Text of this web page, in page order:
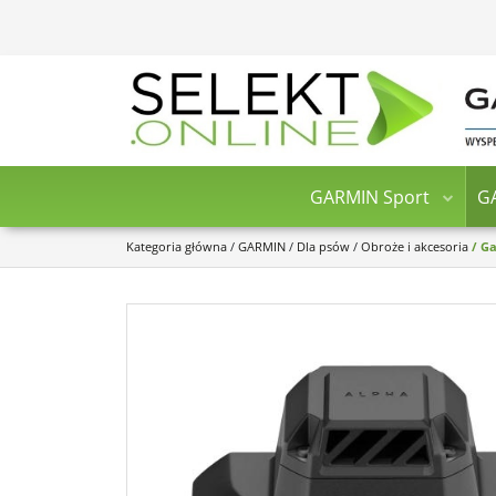
GARMIN Sport
Kategoria główna / GARMIN / Dla psów / Obroże i akcesoria /